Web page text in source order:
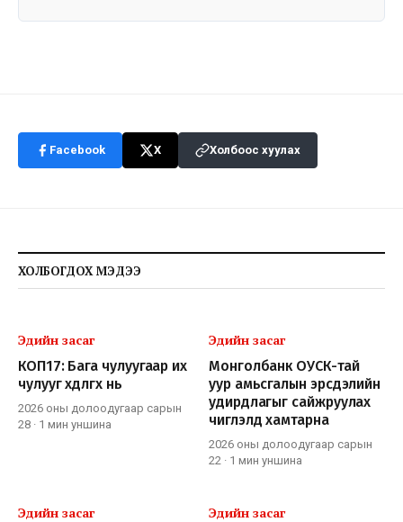
Facebook X Холбоос хуулах
ХОЛБОГДОХ МЭДЭЭ
Эдийн засаг
КОП17: Бага чулуугаар их
чулууг хөдөлгөх нь
2026 оны долоодугаар сарын
28 · 1 мин уншина
Эдийн засаг
Монголбанк ОУСК-тай
уур амьсгалын эрсдэлийн
удирдлагыг сайжруулах
чиглэлд хамтарна
2026 оны долоодугаар сарын
22 · 1 мин уншина
Эдийн засаг
Эдийн засаг